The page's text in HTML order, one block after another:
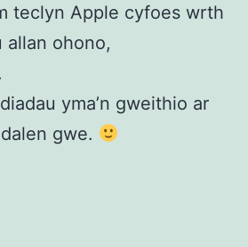
teclyn Apple cyfoes wrth
allan ohono,
yma’n gweithio ar
gwe.